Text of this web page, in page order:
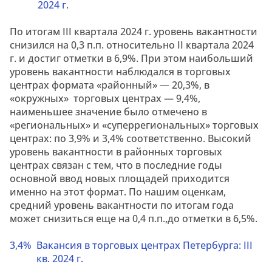
2024 г.
По итогам III квартала 2024 г. уровень вакантности
снизился на 0,3 п.п. относительно II квартала 2024
г. и достиг отметки в 6,9%. При этом наибольший
уровень вакантности наблюдался в торговых
центрах формата «районный» — 20,3%, в
«окружных» торговых центрах — 9,4%,
наименьшее значение было отмечено в
«региональных» и «суперрегиональных» торговых
центрах: по 3,9% и 3,4% соответственно. Высокий
уровень вакантности в районных торговых
центрах связан с тем, что в последние годы
основной ввод новых площадей приходится
именно на этот формат. По нашим оценкам,
средний уровень вакантности по итогам года
может снизиться еще на 0,4 п.п.,до отметки в 6,5%.
3,4% Вакансия в торговых центрах Петербурга: III
кв. 2024 г.